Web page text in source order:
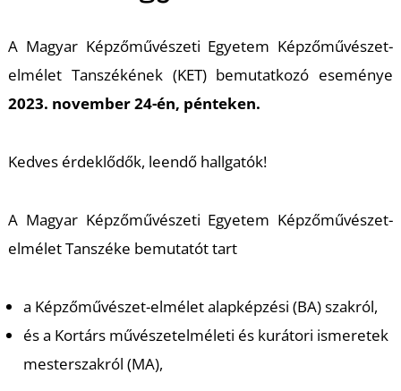
A Magyar Képzőművészeti Egyetem Képzőművészet-
elmélet Tanszékének (KET) bemutatkozó eseménye
2023. november 24-én, pénteken.
Kedves érdeklődők, leendő hallgatók!
A Magyar Képzőművészeti Egyetem Képzőművészet-
elmélet Tanszéke bemutatót tart
a Képzőművészet-elmélet alapképzési (BA) szakról,
és a Kortárs művészetelméleti és kurátori ismeretek
mesterszakról (MA),